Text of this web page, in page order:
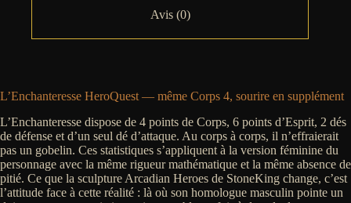
Avis (0)
L’Enchanteresse HeroQuest — même Corps 4, sourire en supplément
L’Enchanteresse dispose de 4 points de Corps, 6 points d’Esprit, 2 dés
de défense et d’un seul dé d’attaque. Au corps à corps, il n’effraierait
pas un gobelin. Ces statistiques s’appliquent à la version féminine du
personnage avec la même rigueur mathématique et la même absence de
pitié. Ce que la sculpture Arcadian Heroes de StoneKing change, c’est
l’attitude face à cette réalité : là où son homologue masculin pointe un